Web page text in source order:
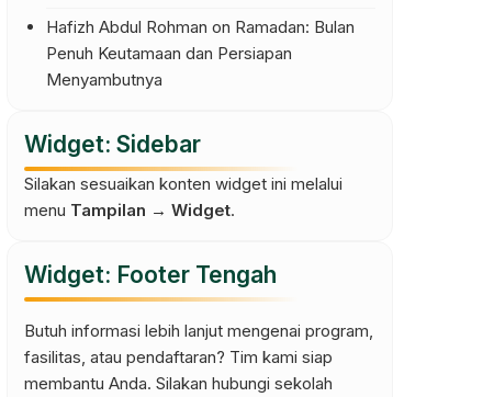
Hafizh Abdul Rohman on Ramadan: Bulan
Penuh Keutamaan dan Persiapan
Menyambutnya
Widget: Sidebar
Silakan sesuaikan konten widget ini melalui
menu Tampilan → Widget.
Widget: Footer Tengah
Butuh informasi lebih lanjut mengenai program,
fasilitas, atau pendaftaran? Tim kami siap
membantu Anda. Silakan hubungi sekolah